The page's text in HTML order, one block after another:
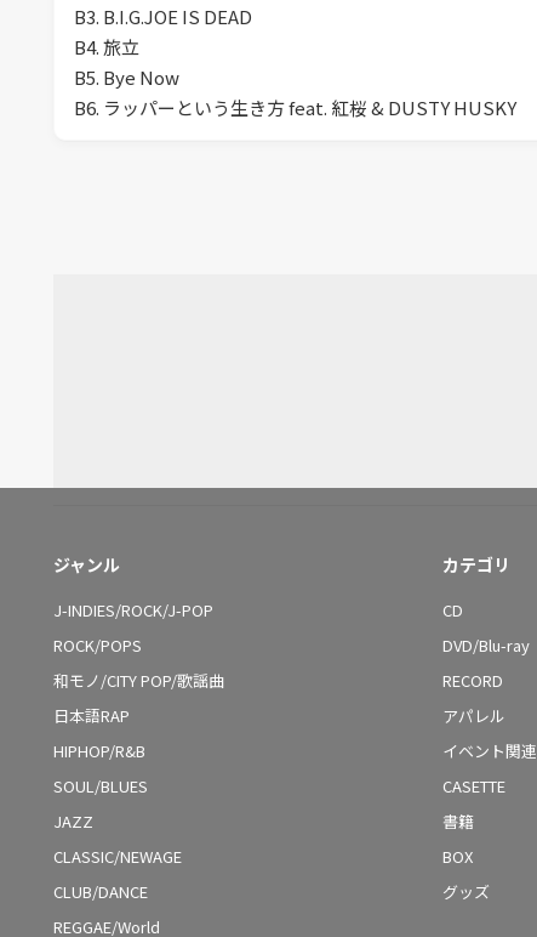
B3. B.I.G.JOE IS DEAD
B4. 旅立
B5. Bye Now
B6. ラッパーという生き方 feat. 紅桜 & DUSTY HUSKY
ジャンル
J-INDIES/ROCK/J-POP
ROCK/POPS
和モノ/CITY POP/歌謡曲
日本語RAP
HIPHOP/R&B
SOUL/BLUES
JAZZ
CLASSIC/NEWAGE
CLUB/DANCE
REGGAE/World
カテゴリ
CD
DVD/Blu-ray
RECORD
アパレル
イベント関連
CASETTE
書籍
BOX
グッズ